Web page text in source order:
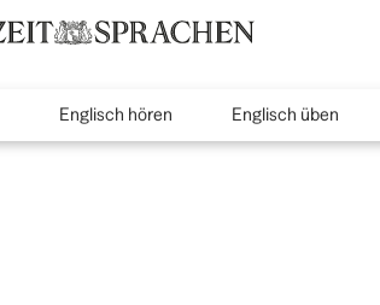
Englisch hören Englisch üben